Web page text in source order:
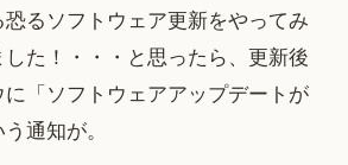
恐るソフトウェア更新をやってみ
た！・・・と思ったら、更新後
「ソフトウェアアップデートが
通知が。